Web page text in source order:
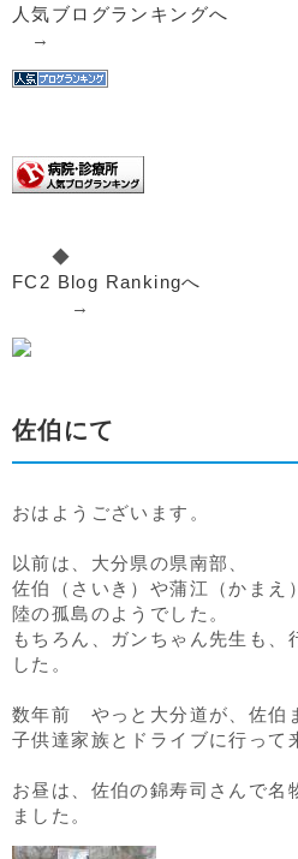
人気ブログランキングへ
→
◆
FC2 Blog Rankingへ
→
佐伯にて
おはようございます。
以前は、大分県の県南部、
佐伯（さいき）や蒲江（かま
陸の孤島のようでした。
もちろん、ガンちゃん先生も、
した。
数年前 やっと大分道が、佐伯
子供達家族とドライブに行って
お昼は、佐伯の錦寿司さんで名
ました。